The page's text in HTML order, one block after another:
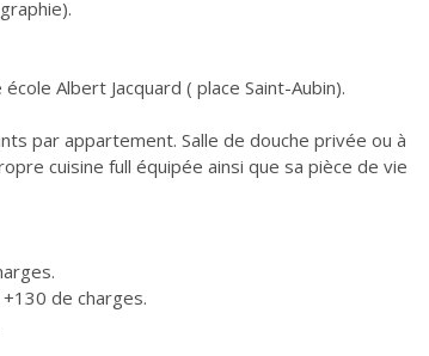
Albert Jacquard ( place Saint-Aubin).
par appartement. Salle de douche privée ou à
cuisine full équipée ainsi que sa pièce de vie
de charges.